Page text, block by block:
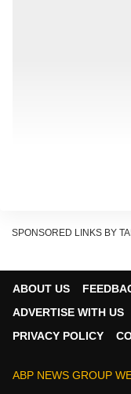
भारत में चेक बाउंस से
SPONSORED LINKS BY
ABOUT US
ADVERTISE WITH US
PRIVACY POLICY
ABP NEWS GROUP